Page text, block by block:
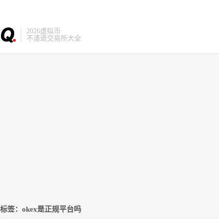
2026虚拟币
不清退交易所大全
标签：okex是正规平台吗